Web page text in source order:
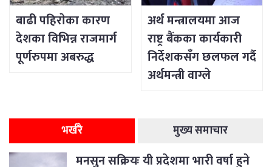
बाढी पहिराेका कारण
देशका विभिन्न राजमार्ग
पूर्णरुपमा अबरुद्ध
अर्थ मन्त्रालयमा आज
राष्ट्र बैंकका कार्यकारी
निर्देशकसँग छलफल गर्दै
अर्थमन्त्री वाग्ले
भर्खरै मुख्य समाचार
मनसुन सक्रियः यी प्रदेशमा भारी वर्षा हुने